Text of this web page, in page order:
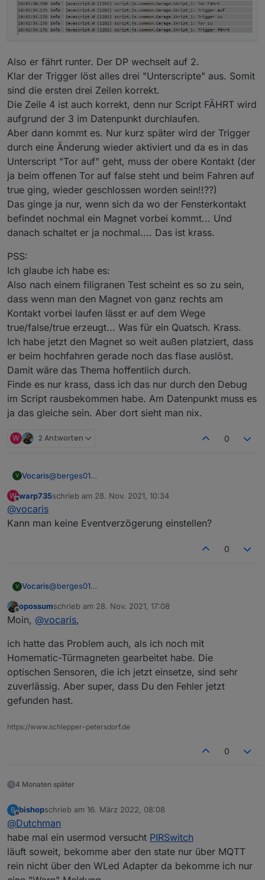
Also er fährt runter. Der DP wechselt auf 2.
Klar der Trigger löst alles drei "Unterscripte" aus. Somit
sind die ersten drei Zeilen korrekt.
Die Zeile 4 ist auch korrekt, denn nur Script FÄHRT wird
aufgrund der 3 im Datenpunkt durchlaufen.
Aber dann kommt es. Nur kurz später wird der Trigger
durch eine Änderung wieder aktiviert und da es in das
Unterscript "Tor auf" geht, muss der obere Kontakt (der
ja beim offenen Tor auf false steht und beim Fahren auf
true ging, wieder geschlossen worden sein!!??)
Das ginge ja nur, wenn sich da wo der Fensterkontakt
befindet nochmal ein Magnet vorbei kommt... Und
danach schaltet er ja nochmal.... Das ist krass.
PSS:
Ich glaube ich habe es:
Also nach einem filigranen Test scheint es so zu sein,
dass wenn man den Magnet von ganz rechts am
Kontakt vorbei laufen lässt er auf dem Wege
true/false/true erzeugt... Was für ein Quatsch. Krass.
Ich habe jetzt den Magnet so weit außen platziert, dass
er beim hochfahren gerade noch das flase auslöst.
Damit wäre das Thema hoffentlich durch.
Finde es nur krass, dass ich das nur durch den Debug
im Script rausbekommen habe. Am Datenpunkt muss es
ja das gleiche sein. Aber dort sieht man nix.
W 2 Antworten 0
V Vocaris@berges01
mehr.
nur noch auf den Datenpunkt mit den Werten 1, 2 oder
Hier erkennt man, dass der Datenpunkt beim
Wenn man sich den Datenpunkt in den Objekten
anguckt, sieht man keine Änderung. Aber das Debug
spukt es ja aus.
Also er fährt runter. Der DP wechselt auf 2.
W warp735schrieb am 28. Nov. 2021, 10:34
zuletzt editiert von
@vocaris
Kann man keine Eventverzögerung einstellen?
0
V Vocaris@berges01
mehr.
Ich habe mein Script jetzt umgestellt und es reagiert
3.
Anbei das Script:
Wie gesagt es besteht ja nur das Problem beim
Runterfahren.
Habe jetzt der Trigger gedebuged und das Event an
Offline
opossumschrieb am 28. Nov. 2021, 17:08
zuletzt editiert von
Moin, @vocaris,
ich hatte das Problem auch, als ich noch mit
Homematic-Türmagneten gearbeitet habe. Die
optischen Sensoren, die ich jetzt einsetze, sind sehr
zuverlässig. Aber super, dass Du den Fehler jetzt
gefunden hast.
https://www.schlepper-petersdorf.de
0
4 Monaten später
B
Offline
bishopschrieb am 16. März 2022, 08:08
zuletzt editiert von
@Dutchman
habe mal ein usermod versucht PIRSwitch
läuft soweit, bekomme aber den state nur über MQTT
rein nicht über den WLed Adapter da bekomme ich nur